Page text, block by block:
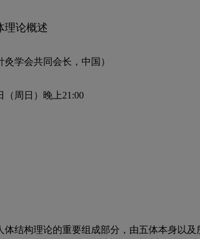
理论概述
学会共同会长，中国）
（周日）晚上21:00
体结构理论的重要组成部分，由五体本身以